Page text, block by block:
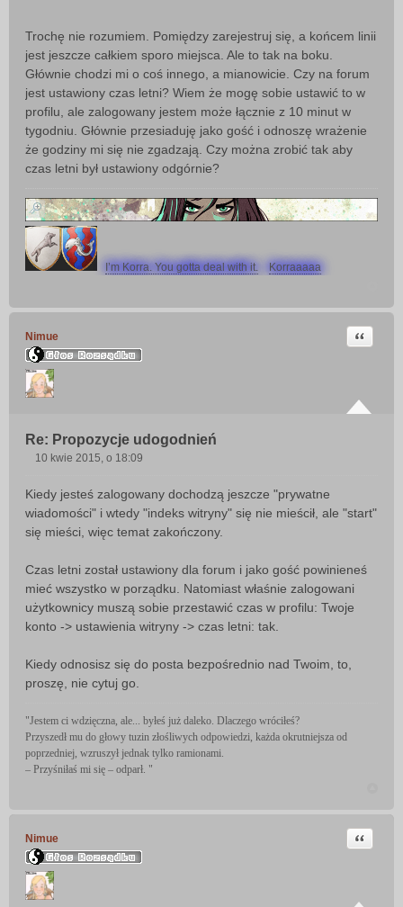
Trochę nie rozumiem. Pomiędzy zarejestruj się, a końcem linii
jest jeszcze całkiem sporo miejsca. Ale to tak na boku.
Głównie chodzi mi o coś innego, a mianowicie. Czy na forum
jest ustawiony czas letni? Wiem że mogę sobie ustawić to w
profilu, ale zalogowany jestem może łącznie z 10 minut w
tygodniu. Głównie przesiaduję jako gość i odnoszę wrażenie
że godziny mi się nie zgadzają. Czy można zrobić tak aby
czas letni był ustawiony odgórnie?
I’m Korra. You gotta deal with it. Korraaaaa
Nimue
Re: Propozycje udogodnień
Cytuj
s
t
10 kwie 2015, o 18:09
Kiedy jesteś zalogowany dochodzą jeszcze "prywatne
wiadomości" i wtedy "indeks witryny" się nie mieścił, ale "start"
się mieści, więc temat zakończony.
Czas letni został ustawiony dla forum i jako gość powinieneś
mieć wszystko w porządku. Natomiast właśnie zalogowani
użytkownicy muszą sobie przestawić czas w profilu: Twoje
konto -> ustawienia witryny -> czas letni: tak.
Kiedy odnosisz się do posta bezpośrednio nad Twoim, to,
proszę, nie cytuj go.
"Jestem ci wdzięczna, ale... byłeś już daleko. Dlaczego wróciłeś?
Przyszedł mu do głowy tuzin złośliwych odpowiedzi, każda okrutniejsza od
poprzedniej, wzruszył jednak tylko ramionami.
– Przyśniłaś mi się – odparł. "
Nimue Cytuj